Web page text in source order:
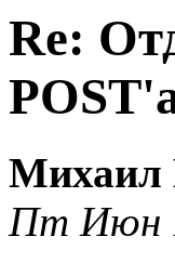
Re:
Михаил
Пт Июн